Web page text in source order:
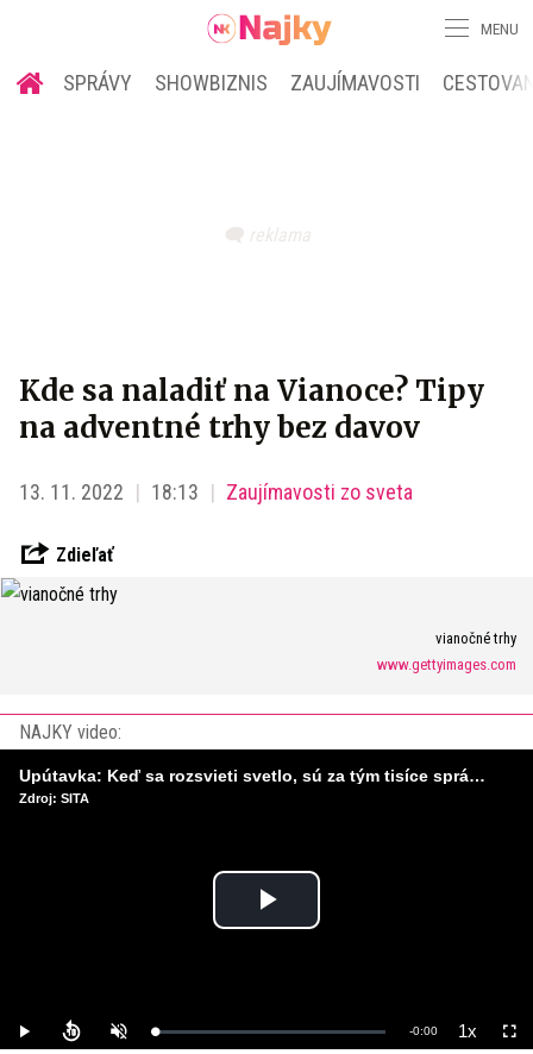
MENU
SPRÁVY SHOWBIZNIS ZAUJÍMAVOSTI
Kde sa naladiť na Vianoce? Tipy
na adventné trhy bez davov
13. 11. 2022 18:13 Zaujímavosti zo sveta
Zdieľať
vianočné trhy
www.gettyimages.com
NAJKY video:
Play
Play UnmuteLoaded:
0%
Remaining
-0:00 1xPlayback
Rate
Upútavka: Keď sa rozsvieti svetlo, sú za tým tisíce správnych rozhodnutí. Ako vzniká infraštruktúra, ktorú nevnímame?
Zdroj: SITA